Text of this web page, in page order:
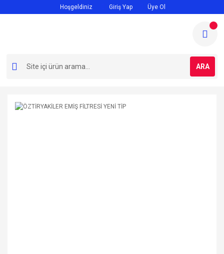
Hoşgeldiniz Giriş Yap Üye Ol
ARA